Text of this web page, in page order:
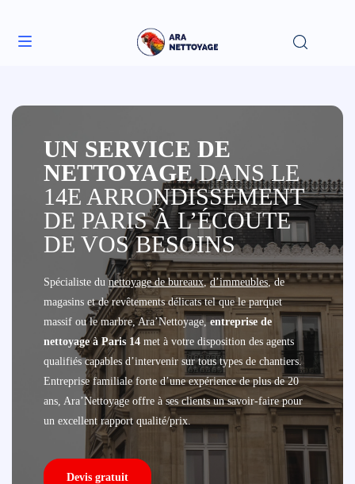
UN SERVICE DE
NETTOYAGEDANS LE
14E ARRONDISSEMENT
DE PARIS À L’ÉCOUTE
DE VOS BESOINS
Spécialiste dunettoyage de bureaux,d’immeubles, de
magasins et de revêtements délicats tel que le parquet
massif ou le marbre, Ara’Nettoyage, entreprise de
nettoyage à Paris 14 met à votre disposition des agents
qualifiés capables d’intervenir sur tous types de chantiers.
Entreprise familiale forte d’une expérience de plus de 20
ans, Ara’Nettoyage offre à ses clients un savoir-faire pour
un excellent rapport qualité/prix.
Devis gratuit
Accueil Entreprise de nettoyage à Paris 14